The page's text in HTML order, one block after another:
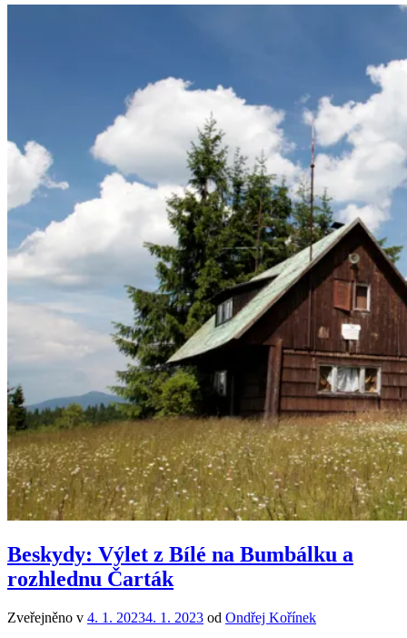
Beskydy: Výlet z Bílé na Bumbálku a
rozhlednu Čarták
Zveřejněno v 4. 1. 20234. 1. 2023 od Ondřej Kořínek